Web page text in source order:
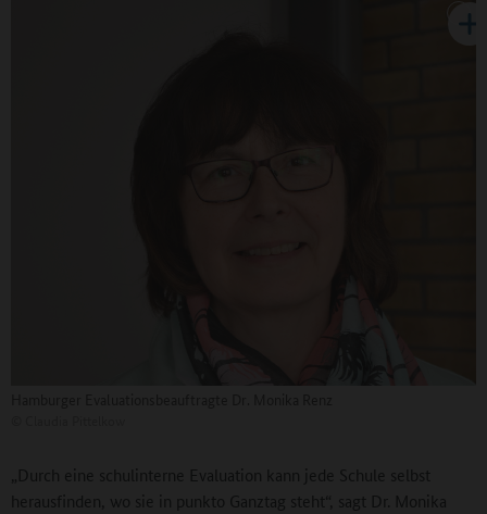
„Durch eine schulinterne Evaluation kann jede Schule selbst
herausfinden, wo sie in punkto Ganztag steht“, sagt Dr. Monika